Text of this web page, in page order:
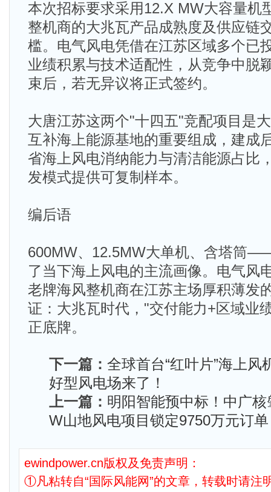
本次招标要求采用12.X MW大容量机
整机商的大兆瓦产品成熟度及供应链
槛。电气风电凭借在江苏区域多个已
业绩积累与技术适配性，从竞争中脱
束后，若无异议将正式签约。
大唐江苏这两个"十四五"竞配项目是
互补海上能源基地的重要组成，建成
省海上风电消纳能力与清洁能源占比
发模式提供可复制样本。
编后语
600MW、12.5MW大单机、含塔筒
了当下海上风电的主流画像。电气风
老牌海风整机商在江苏主场厚积薄发
证：大兆瓦时代，"交付能力+区域业
正底牌。
下一篇： 全球首台“红叶片”海上风
好型风电场来了！
上一篇： 明阳智能预中标！中广
W山地风电项目锁定9750万元订单
ewindpower.cn版权及免责声明：
①凡粘转自“国际风能网”的文章，转载时请注